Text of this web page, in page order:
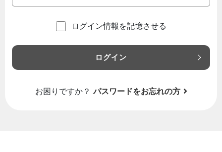
ログイン情報を記憶させる
ログイン
お困りですか？ パスワードをお忘れの方